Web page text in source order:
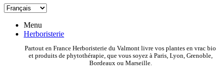
Menu
Herboristerie
Partout en France Herboristerie du Valmont livre vos plantes en vrac bio
et produits de phytothérapie, que vous soyez à Paris, Lyon, Grenoble,
Bordeaux ou Marseille.